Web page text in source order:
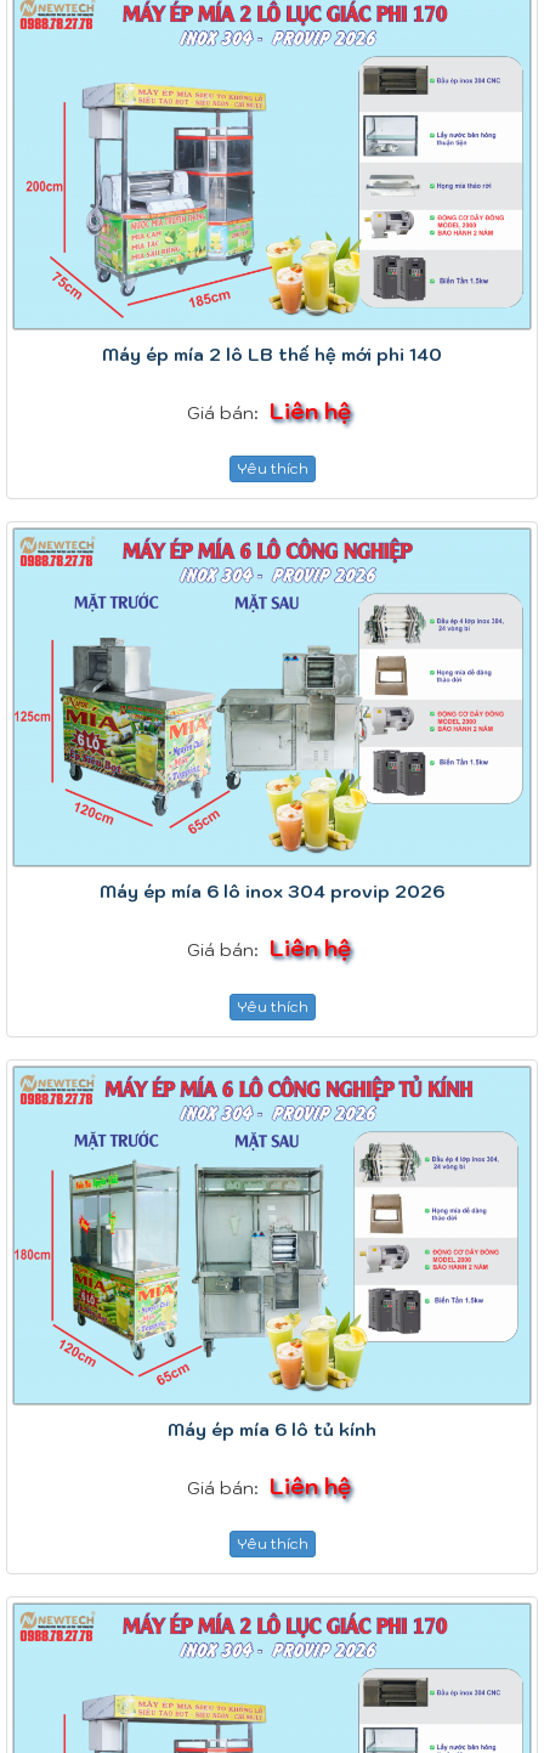
Máy ép mía 2 lô LB thế hệ mới phi 140
Giá bán: Liên hệ
Yêu thích
Máy ép mía 6 lô inox 304 provip 2026
Giá bán: Liên hệ
Yêu thích
Máy ép mía 6 lô tủ kính
Giá bán: Liên hệ
Yêu thích